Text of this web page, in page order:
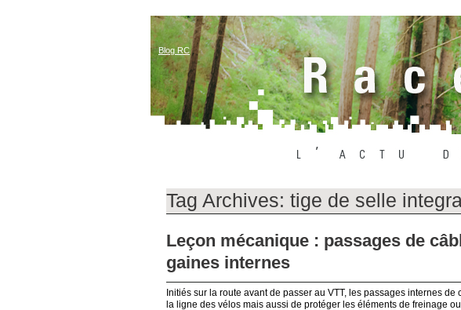
Blog RC
Tag Archives: tige de selle
Leçon mécanique : passages de
gaines internes
Initiés sur la route avant de passer au VTT, les passages internes de
la ligne des vélos mais aussi de protéger les éléments de freinage